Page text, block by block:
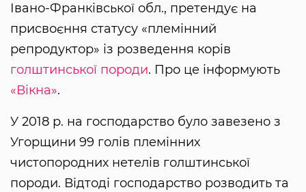
Івано-Франківської обл., претендує на
присвоєння статусу «племінний
репродуктор» із розведення корів
голштинської породи. Про це інформують
«Вікна».
У 2018 р. на господарство було завезено з
Угорщини 99 голів племінних
чистопородних нетелів голштинської
породи. Відтоді господарство розводить та